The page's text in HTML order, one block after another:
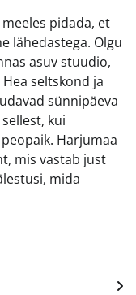
pidada, et
lähedastega. Olgu
asuv stuudio,
seltskond ja
sünnipäeva
kui
Harjumaa
mis vastab just
mida